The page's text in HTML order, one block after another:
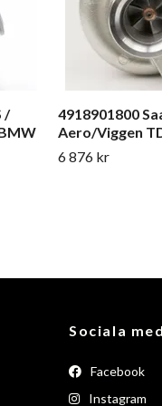
/
4918901800
Aero/Viggen
6 876 kr
Sociala
Facebook
Instagram